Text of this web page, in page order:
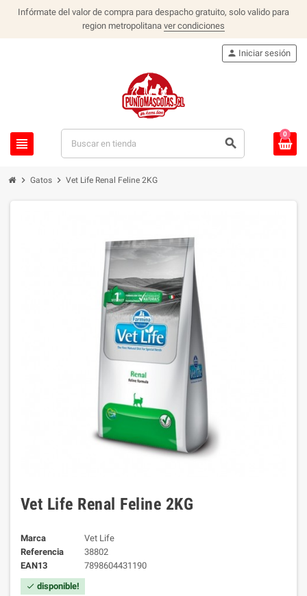
Infórmate del valor de compra para despacho gratuito, solo valido para
region metropolitana ver condiciones
view_headline search
person Iniciar sesión
0
chevron_right Gatos chevron_right Vet Life Renal Feline 2KG
Vet Life Renal Feline 2KG
Marca
Vet Life
Referencia
38802
EAN13
7898604431190
check disponible!